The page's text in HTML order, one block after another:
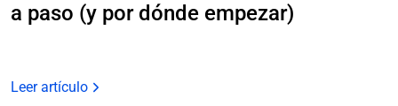
a paso (y por dónde empezar)
Leer artículo